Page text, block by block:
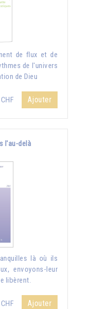
de flux et de
de l'univers
de Dieu
Ajouter
l'au-delà
là où ils
envoyons-leur
libèrent.
Ajouter